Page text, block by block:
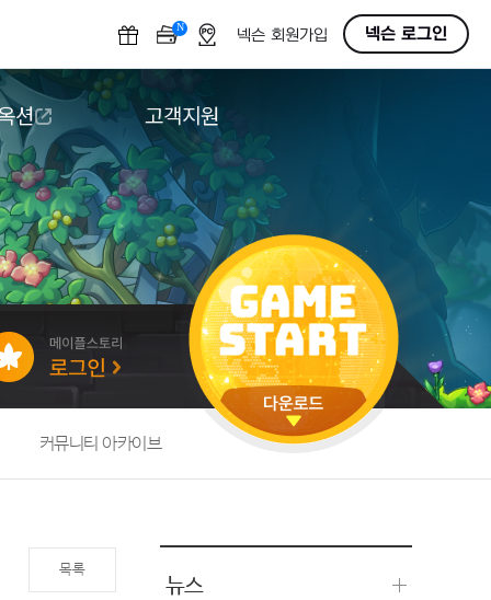
N OFF넥슨 회원가입 넥슨 로그인
션
션
고객지원
다운로드
도움말/1:1문의
버그악용/불법프로그램 신고
게임 접근성
커뮤니티 아카이브
목록
뉴스